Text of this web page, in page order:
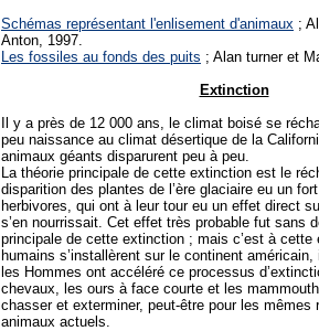
Schémas représentant l'enlisement d'animaux ;
Anton, 1997.
Les fossiles au fonds des puits ; Alan turner et
Extinction
Il y a près de 12 000 ans, le climat boisé se
peu naissance au climat désertique de la
animaux géants disparurent peu à peu.
La théorie principale de cette extinction est le
disparition des plantes de l’ère glaciaire eu un
herbivores, qui ont à leur tour eu un effet direct
s’en nourrissait. Cet effet très probable fut sans
principale de cette extinction ; mais c’est à cette
humains s’installèrent sur le continent
les Hommes ont accéléré ce processus
chevaux, les ours à face courte et les
chasser et exterminer, peut-être pour les mêmes
animaux actuels.